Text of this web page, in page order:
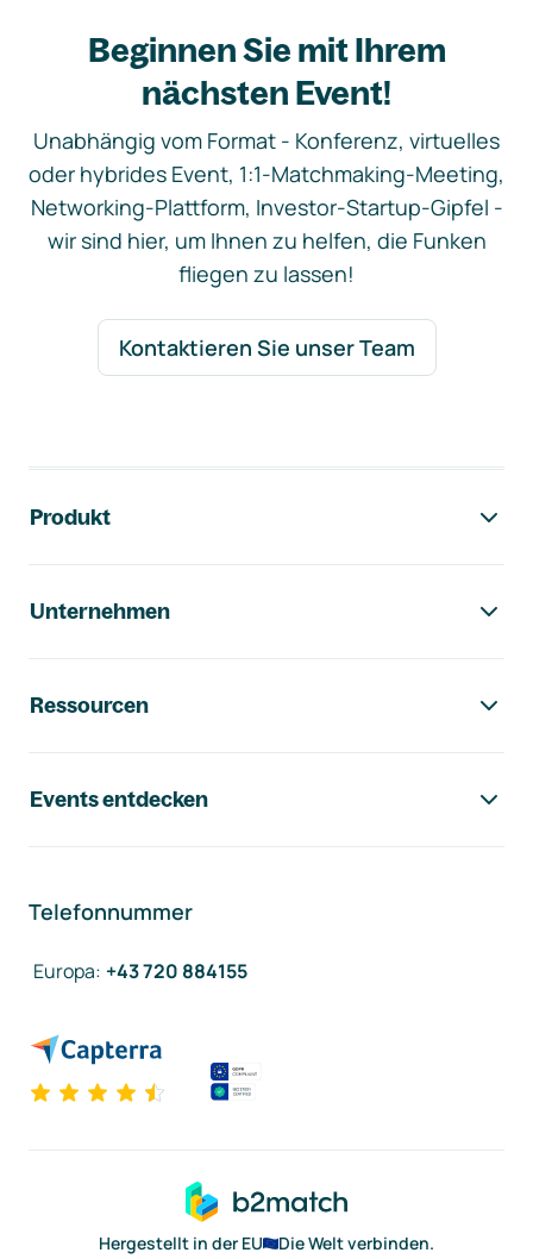
Beginnen Sie mit Ihrem
nächsten Event!
Unabhängig vom Format - Konferenz, virtuelles
oder hybrides Event, 1:1-Matchmaking-Meeting,
Networking-Plattform, Investor-Startup-Gipfel -
wir sind hier, um Ihnen zu helfen, die Funken
fliegen zu lassen!
Kontaktieren Sie unser Team
Produkt
Unternehmen
Ressourcen
Events entdecken
Telefonnummer
Europa: +43 720 884155
Hergestellt in der EU
Die Welt verbinden.